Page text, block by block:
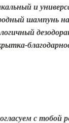
и
шампунь на
с тобой